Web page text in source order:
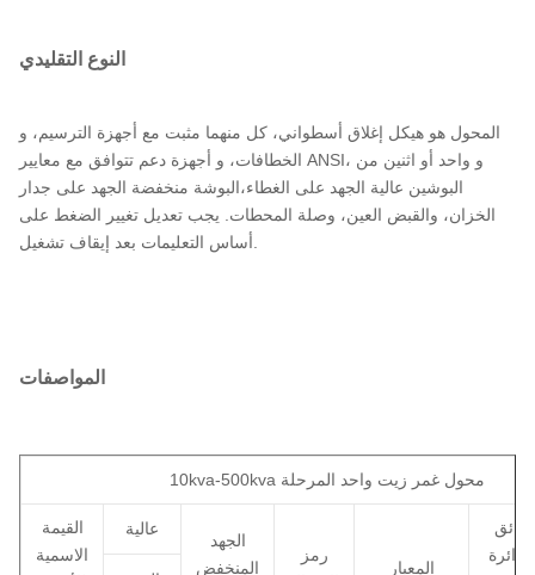
النوع التقليدي
المحول هو هيكل إغلاق أسطواني، كل منهما مثبت مع أجهزة الترسيم، و
الخطافات، و أجهزة دعم تتوافق مع معايير ANSI، و واحد أو اثنين من
البوشين عالية الجهد على الغطاء،البوشة منخفضة الجهد على جدار
الخزان، والقبض العين، وصلة المحطات. يجب تعديل تغيير الضغط على
المواصفات
10kva-500kva محول غمر زيت واحد المرحلة
القيمة
الاسمية
عالية
الجهد
المنخفض
رمز
المعيار
عائق
الدائرة